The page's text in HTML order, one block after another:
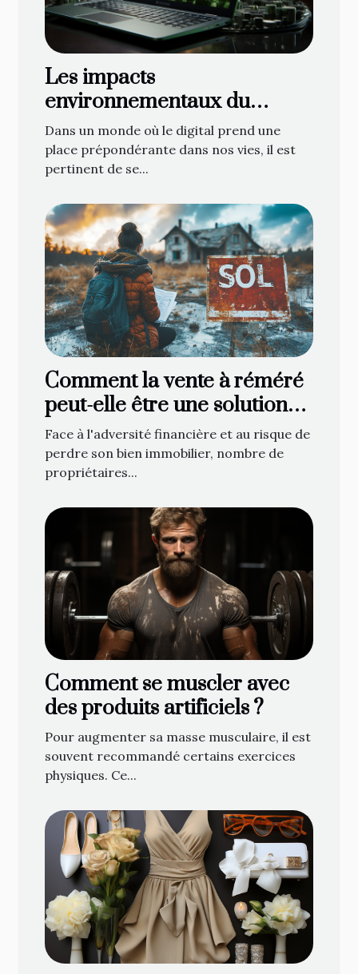
Les impacts
environnementaux du
marketing numérique
Dans un monde où le digital prend une
place prépondérante dans nos vies, il est
pertinent de se...
Comment la vente à réméré
peut-elle être une solution
face à la saisie immobilière ?
Face à l'adversité financière et au risque de
perdre son bien immobilier, nombre de
propriétaires...
Comment se muscler avec
des produits artificiels ?
Pour augmenter sa masse musculaire, il est
souvent recommandé certains exercices
physiques. Ce...